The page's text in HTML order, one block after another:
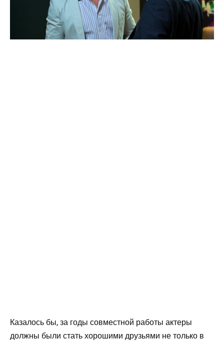
Казалось бы, за годы совместной работы актеры
должны были стать хорошими друзьями не только в